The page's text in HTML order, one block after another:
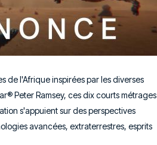
de l'Afrique inspirées par les diverses
Peter Ramsey, ces dix courts métrages
s'appuient sur des perspectives
avancées, extraterrestres, esprits